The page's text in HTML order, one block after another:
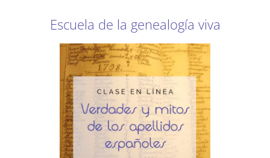
Escuela de la genealogía viva